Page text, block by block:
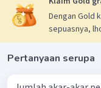
persamaan
Oleh karena itu,
Dengan Gold
sepuasnya,
Pertanyaan serupa